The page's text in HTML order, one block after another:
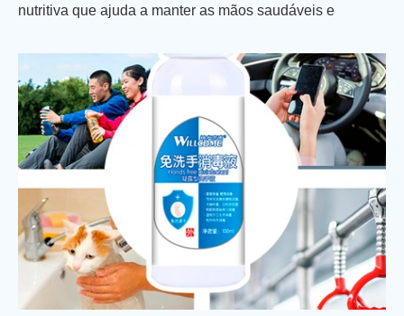
nutritiva que ajuda a manter as mãos saudáveis e
Em áreas comuns: Forneça proteção contra germes com
esta fórmula hidratante em áreas onde sabão e água
não estão disponíveis.